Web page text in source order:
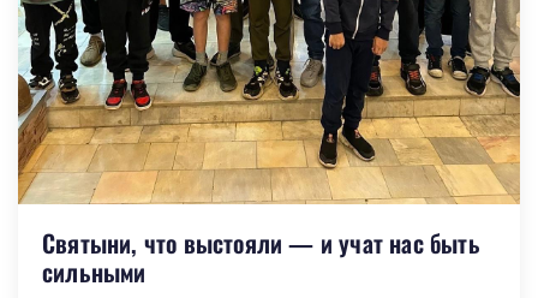
Святыни, что выстояли — и учат нас быть
сильными